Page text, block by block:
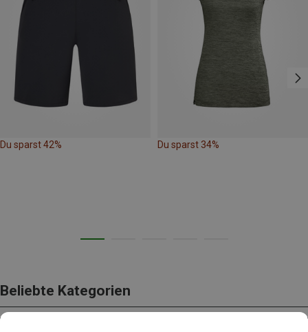
Du sparst 42% Du sparst 34%
Beliebte Kategorien